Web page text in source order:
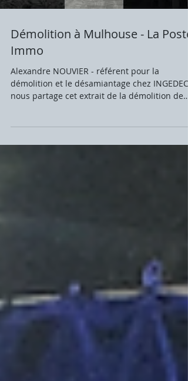
Démolition à Mulhouse - La Poste
Immo
Alexandre NOUVIER - référent pour la
démolition et le désamiantage chez INGEDEC
nous partage cet extrait de la démolition de